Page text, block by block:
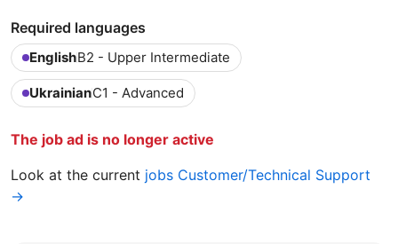
Required languages
EnglishB2 - Upper Intermediate
UkrainianC1 - Advanced
The job ad is no longer active
Look at the current jobs Customer/Technical Support
→